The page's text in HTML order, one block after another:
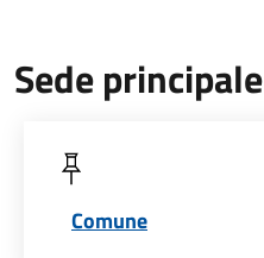
Sede principale
Comune